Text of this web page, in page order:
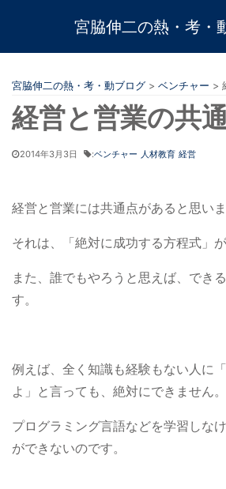
宮脇伸二の熱・考・
宮脇伸二の熱・考・動ブログ > ベンチャー >
経営と営業の共
2014年3月3日 :ベンチャー 人材教育 経営
経営と営業には共通点があると思いま
それは、「絶対に成功する方程式」
また、誰でもやろうと思えば、でき
す。
例えば、全く知識も経験もない人に
よ」と言っても、絶対にできません。
プログラミング言語などを学習しな
ができないのです。